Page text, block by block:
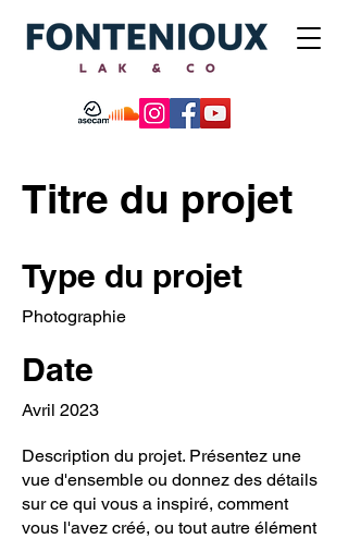
Titre du projet
Type du projet
Photographie
Date
Avril 2023
Description du projet. Présentez une
vue d'ensemble ou donnez des détails
sur ce qui vous a inspiré, comment
vous l'avez créé, ou tout autre élément